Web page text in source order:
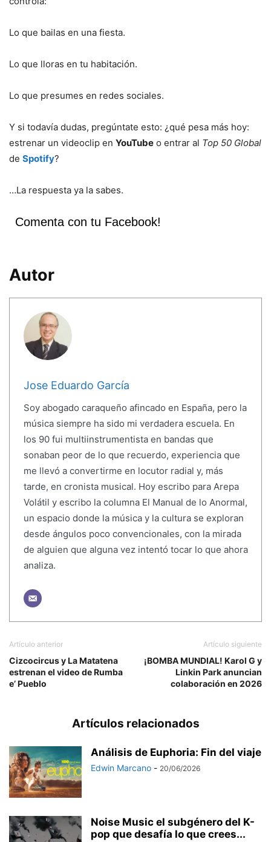
Lo que bailas en una fiesta.
Lo que lloras en tu habitación.
Lo que presumes en redes sociales.
Y si todavía dudas, pregúntate esto: ¿qué pesa más hoy:
estrenar un videoclip en YouTube o entrar al Top 50 Global
de Spotify?
…La respuesta ya la sabes.
Comenta con tu Facebook!
Autor
Jose Eduardo García
Soy abogado caraqueño afincado en España, pero la
música siempre ha sido mi verdadera escuela. En
los 90 fui multiinstrumentista en bandas que
sonaban peor de lo que recuerdo, experiencia que
me llevó a convertirme en locutor radial y, más
tarde, en cronista musical. Hoy escribo para Arepa
Volátil y escribo la columna El Manual de lo Anormal,
un espacio donde la música y la cultura se exploran
desde ángulos poco convencionales, con la mirada
de alguien que alguna vez intentó tocar lo que ahora
analiza.
Artículo anterior
Cizcocircus y La Matatena
estrenan el video de Rumba
e’ Pueblo
Artículo siguiente
¡BOMBA MUNDIAL! Karol G y
Linkin Park anuncian
colaboración en 2026
Artículos relacionados
Análisis de Euphoria: Fin del viaje
Edwin Marcano - 20/06/2026
Noise Music el subgénero del K-
pop que desafía lo que crees...